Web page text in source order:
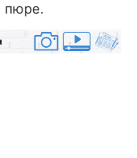
пюре.